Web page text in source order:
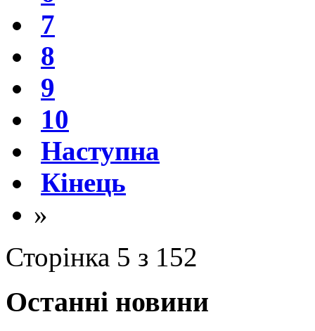
7
8
9
10
Наступна
Кінець
»
Сторінка 5 з 152
Останні новини